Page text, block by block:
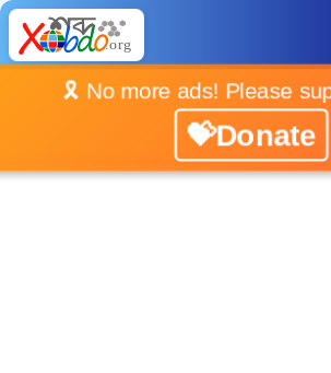
🎗️ No more ads! Please
💝Donate